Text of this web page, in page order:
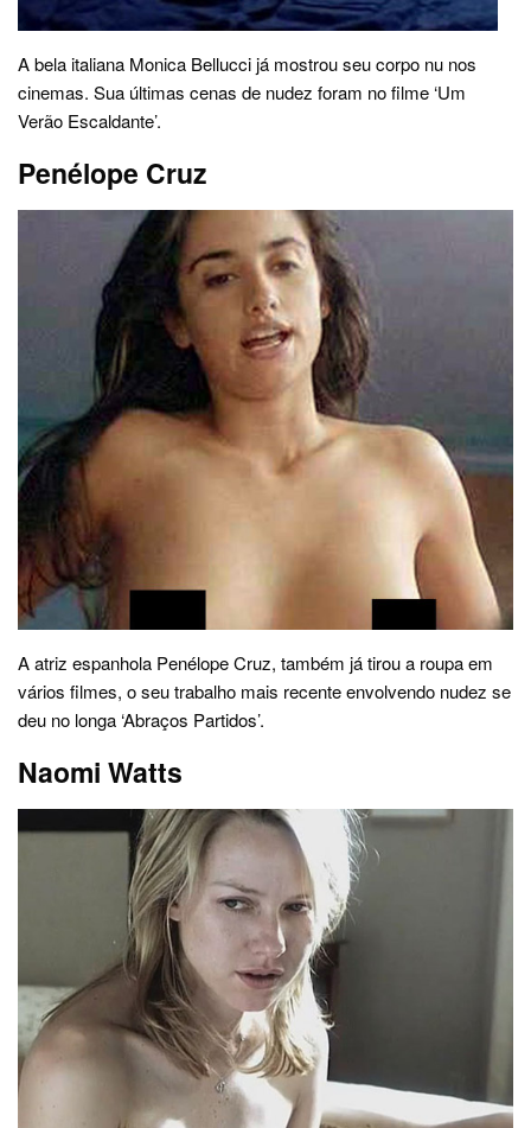
A bela italiana Monica Bellucci já mostrou seu corpo nu nos
cinemas. Sua últimas cenas de nudez foram no filme ‘Um
Verão Escaldante’.
Penélope Cruz
A atriz espanhola Penélope Cruz, também já tirou a roupa em
vários filmes, o seu trabalho mais recente envolvendo nudez se
deu no longa ‘Abraços Partidos’.
Naomi Watts